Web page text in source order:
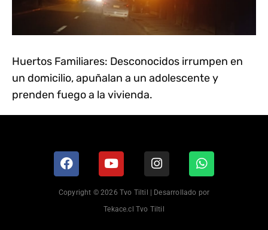
Huertos Familiares: Desconocidos irrumpen en
un domicilio, apuñalan a un adolescente y
prenden fuego a la vivienda.
Copyright © 2026 Tvo Tiltil | Desarrollado por
Tekace.cl Tvo Tiltil